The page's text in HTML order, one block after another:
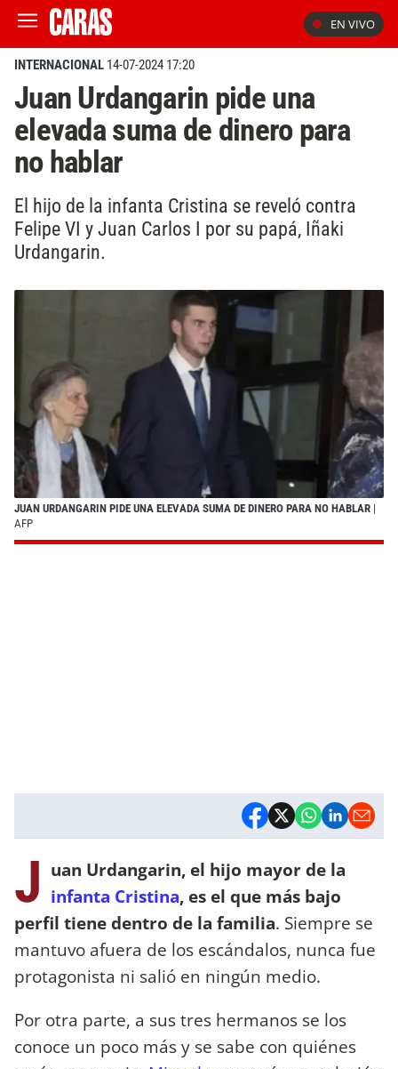
EN VIVO
INTERNACIONAL 14-07-2024 17:20
Juan Urdangarin pide una
elevada suma de dinero para
no hablar
El hijo de la infanta Cristina se reveló contra
Felipe VI y Juan Carlos I por su papá, Iñaki
Urdangarin.
JUAN URDANGARIN PIDE UNA ELEVADA SUMA DE DINERO PARA NO HABLAR |
AFP
J uan Urdangarin, el hijo mayor de la
infanta Cristina, es el que más bajo
perfil tiene dentro de la familia. Siempre se
mantuvo afuera de los escándalos, nunca fue
protagonista ni salió en ningún medio.
Por otra parte, a sus tres hermanos se los
conoce un poco más y se sabe con quiénes